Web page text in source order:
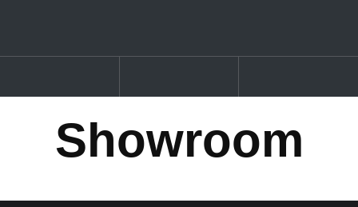
Showroom